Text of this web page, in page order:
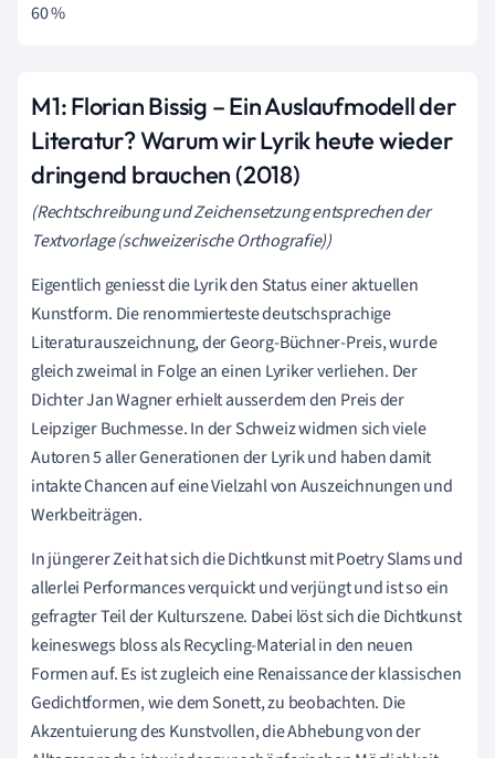
60 %
M1: Florian Bissig – Ein Auslaufmodell der
Literatur? Warum wir Lyrik heute wieder
dringend brauchen (2018)
(Rechtschreibung und Zeichensetzung entsprechen der
Textvorlage (schweizerische Orthografie))
Eigentlich geniesst die Lyrik den Status einer aktuellen
Kunstform. Die renommierteste deutschsprachige
Literaturauszeichnung, der Georg-Büchner-Preis, wurde
gleich zweimal in Folge an einen Lyriker verliehen. Der
Dichter Jan Wagner erhielt ausserdem den Preis der
Leipziger Buchmesse. In der Schweiz widmen sich viele
Autoren 5 aller Generationen der Lyrik und haben damit
intakte Chancen auf eine Vielzahl von Auszeichnungen und
Werkbeiträgen.
In jüngerer Zeit hat sich die Dichtkunst mit Poetry Slams und
allerlei Performances verquickt und verjüngt und ist so ein
gefragter Teil der Kulturszene. Dabei löst sich die Dichtkunst
keineswegs bloss als Recycling-Material in den neuen
Formen auf. Es ist zugleich eine Renaissance der klassischen
Gedichtformen, wie dem Sonett, zu beobachten. Die
Akzentuierung des Kunstvollen, die Abhebung von der